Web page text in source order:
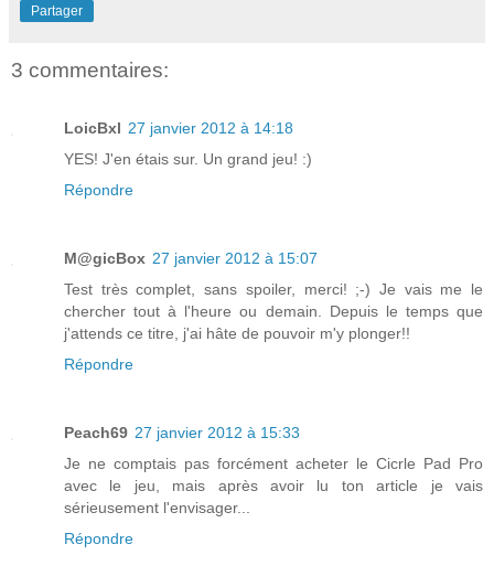
Partager
3 commentaires:
LoicBxl 27 janvier 2012 à 14:18
YES! J'en étais sur. Un grand jeu! :)
Répondre
M@gicBox 27 janvier 2012 à 15:07
Test très complet, sans spoiler, merci! ;-) Je vais me le
chercher tout à l'heure ou demain. Depuis le temps que
j'attends ce titre, j'ai hâte de pouvoir m'y plonger!!
Répondre
Peach69 27 janvier 2012 à 15:33
Je ne comptais pas forcément acheter le Cicrle Pad Pro
avec le jeu, mais après avoir lu ton article je vais
sérieusement l'envisager...
Répondre